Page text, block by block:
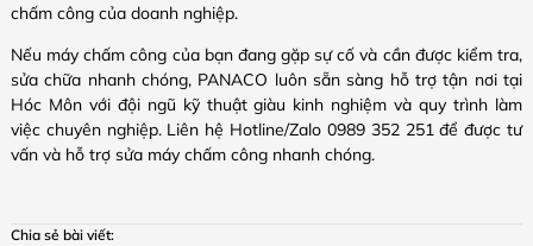
chấm công của doanh nghiệp.
Nếu máy chấm công của bạn đang gặp sự cố và cần được kiểm tra,
sửa chữa nhanh chóng, PANACO luôn sẵn sàng hỗ trợ tận nơi tại
Hóc Môn với đội ngũ kỹ thuật giàu kinh nghiệm và quy trình làm
việc chuyên nghiệp. Liên hệ Hotline/Zalo 0989 352 251 để được tư
vấn và hỗ trợ sửa máy chấm công nhanh chóng.
Chia sẻ bài viết: